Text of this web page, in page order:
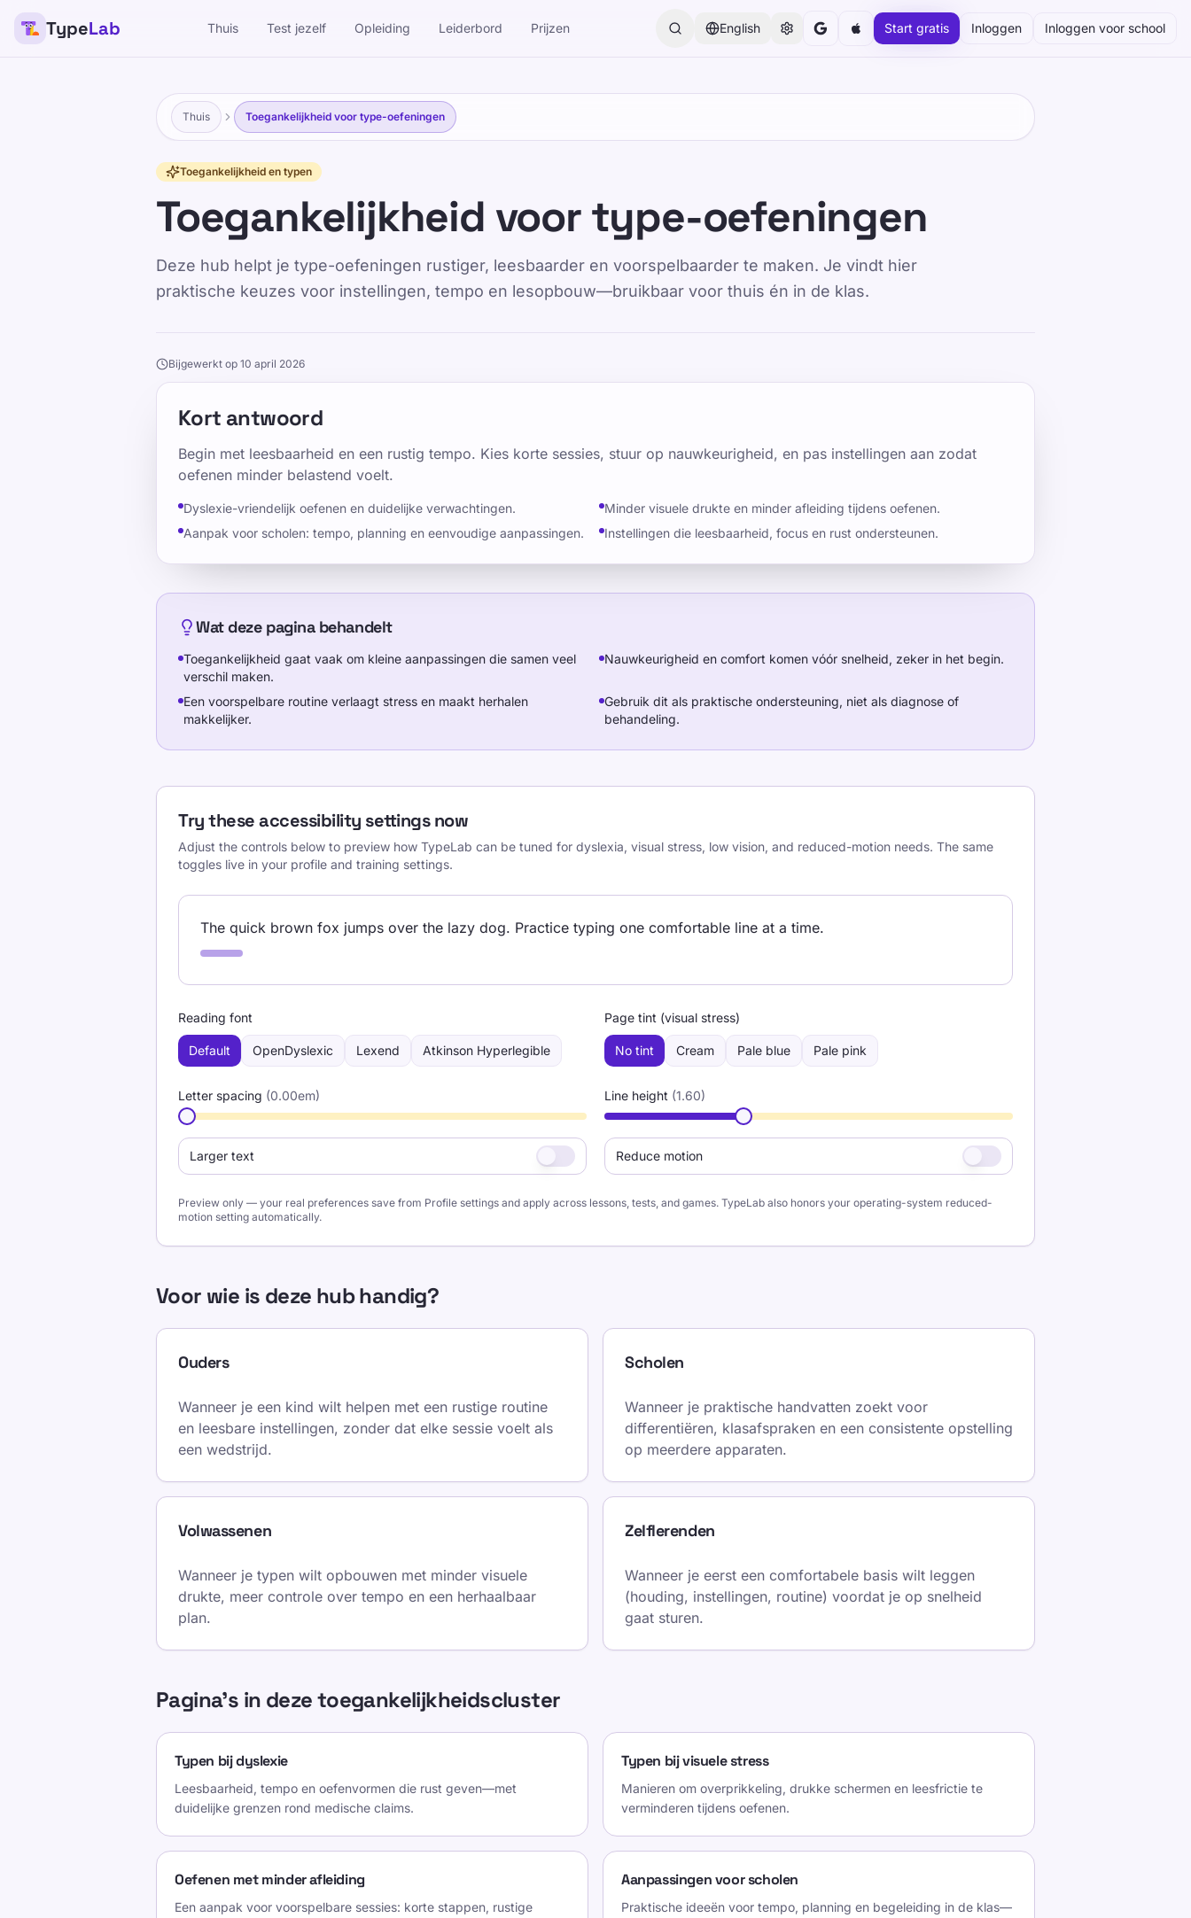
TypeLab Thuis Test jezelf Opleiding Leiderbord Prijzen English Start gratis Inloggen Inloggen voor school
Thuis Toegankelijkheid voor type-oefeningen
Toegankelijkheid en typen
Toegankelijkheid voor type-oefeningen
Deze hub helpt je type-oefeningen rustiger, leesbaarder en voorspelbaarder te maken. Je vindt hier
praktische keuzes voor instellingen, tempo en lesopbouw—bruikbaar voor thuis én in de klas.
Bijgewerkt op 10 april 2026
Kort antwoord
Begin met leesbaarheid en een rustig tempo. Kies korte sessies, stuur op nauwkeurigheid, en pas instellingen aan zodat
oefenen minder belastend voelt.
Dyslexie-vriendelijk oefenen en duidelijke verwachtingen.
Minder visuele drukte en minder afleiding tijdens oefenen.
Aanpak voor scholen: tempo, planning en eenvoudige aanpassingen.
Instellingen die leesbaarheid, focus en rust ondersteunen.
Wat deze pagina behandelt
Toegankelijkheid gaat vaak om kleine aanpassingen die samen veel
verschil maken.
Nauwkeurigheid en comfort komen vóór snelheid, zeker in het begin.
Een voorspelbare routine verlaagt stress en maakt herhalen
makkelijker.
Gebruik dit als praktische ondersteuning, niet als diagnose of
behandeling.
Try these accessibility settings now
Adjust the controls below to preview how TypeLab can be tuned for dyslexia, visual stress, low vision, and reduced-motion needs. The same
toggles live in your profile and training settings.
The quick brown fox jumps over the lazy dog. Practice typing one comfortable line at a time.
Reading font
Default OpenDyslexic Lexend Atkinson Hyperlegible
Page tint (visual stress)
No tint Cream Pale blue Pale pink
Letter spacing (0.00em) Line height (1.60)
Larger text Reduce motion
Preview only — your real preferences save from Profile settings and apply across lessons, tests, and games. TypeLab also honors your operating-system reduced-
motion setting automatically.
Voor wie is deze hub handig?
Ouders
Wanneer je een kind wilt helpen met een rustige routine
en leesbare instellingen, zonder dat elke sessie voelt als
een wedstrijd.
Scholen
Wanneer je praktische handvatten zoekt voor
differentiëren, klasafspraken en een consistente opstelling
op meerdere apparaten.
Volwassenen
Wanneer je typen wilt opbouwen met minder visuele
drukte, meer controle over tempo en een herhaalbaar
plan.
Zelflerenden
Wanneer je eerst een comfortabele basis wilt leggen
(houding, instellingen, routine) voordat je op snelheid
gaat sturen.
Pagina's in deze toegankelijkheidscluster
Typen bij dyslexie
Leesbaarheid, tempo en oefenvormen die rust geven—met
duidelijke grenzen rond medische claims.
Typen bij visuele stress
Manieren om overprikkeling, drukke schermen en leesfrictie te
verminderen tijdens oefenen.
Oefenen met minder afleiding
Een aanpak voor voorspelbare sessies: korte stappen, rustige
Aanpassingen voor scholen
Praktische ideeën voor tempo, planning en begeleiding in de klas—